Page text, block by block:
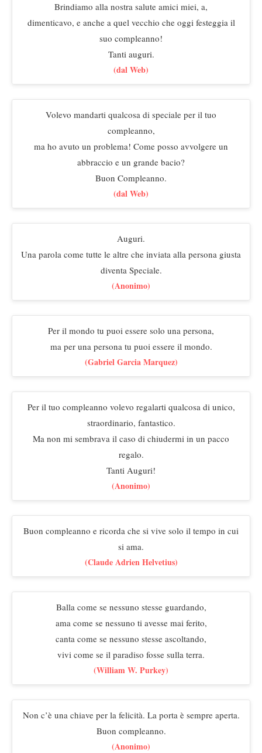
Brindiamo alla nostra salute amici miei, a,
dimenticavo, e anche a quel vecchio che oggi festeggia il
suo compleanno!
Tanti auguri.
(dal Web)
Volevo mandarti qualcosa di speciale per il tuo
compleanno,
ma ho avuto un problema! Come posso avvolgere un
abbraccio e un grande bacio?
Buon Compleanno.
(dal Web)
Auguri.
Una parola come tutte le altre che inviata alla persona giusta
diventa Speciale.
(Anonimo)
Per il mondo tu puoi essere solo una persona,
ma per una persona tu puoi essere il mondo.
(Gabriel Garcia Marquez)
Per il tuo compleanno volevo regalarti qualcosa di unico,
straordinario, fantastico.
Ma non mi sembrava il caso di chiudermi in un pacco
regalo.
Tanti Auguri!
(Anonimo)
Buon compleanno e ricorda che si vive solo il tempo in cui
si ama.
(Claude Adrien Helvetius)
Balla come se nessuno stesse guardando,
ama come se nessuno ti avesse mai ferito,
canta come se nessuno stesse ascoltando,
vivi come se il paradiso fosse sulla terra.
(William W. Purkey)
Non c’è una chiave per la felicità. La porta è sempre aperta.
Buon compleanno.
(Anonimo)